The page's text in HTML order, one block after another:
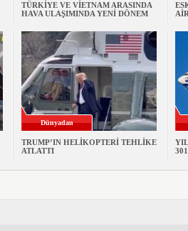
TÜRKİYE VE VİETNAM ARASINDA
HAVA ULAŞIMINDA YENİ DÖNEM
Dünyadan
TRUMP’IN HELİKOPTERİ TEHLİKE
ATLATTI